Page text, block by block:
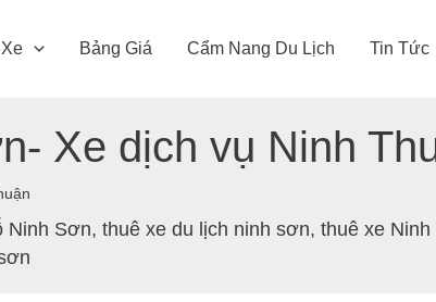
Bảng Giá Cẩm Nang Du Lịch Tin Tức
Xe dịch vụ Ninh
Ninh Sơn, thuê xe du lịch ninh sơn, thuê xe Ninh